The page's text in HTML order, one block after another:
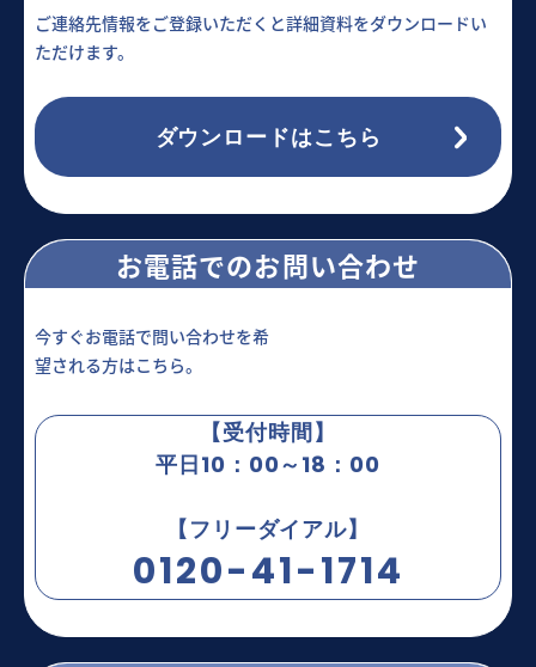
ご連絡先情報をご登録いただくと詳細資料をダウンロードい
ただけます。
ダウンロードはこちら
お電話でのお問い合わせ
今すぐお電話で問い合わせを希
望される方はこちら。
【受付時間】
平日10：00～18：00
【フリーダイアル】
0120-41-1714